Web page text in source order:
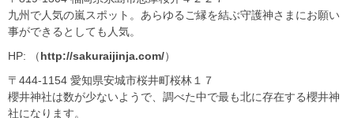
九州で人気の嵐スポット。あらゆるご縁を結ぶ守護神さまにお願い
事ができるとしても人気。
HP: （http://sakuraijinja.com/）
〒444-1154 愛知県安城市桜井町桜林１７
櫻井神社は数が少ないようで、調べた中で最も北に存在する櫻井神
社になります。